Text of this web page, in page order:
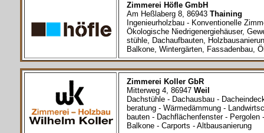
Zimmerei Höfle GmbH
Am Heßlaberg 8, 86943 Thaining
Ingenieurholzbau - Konventionelle
Ökologische Niedrigenergiehäuser,
stühle, Dachaufbauten,
Balkone, Wintergärten, Fassadenbau,
Zimmerei Koller GbR
Mitterweg 4, 86947 Weil
Dachstühle - Dachausbau -
beratung - Wärmedämmung -
bauten - Dachflächenfenster - Pergolen
Balkone - Carports - Altbausanierung